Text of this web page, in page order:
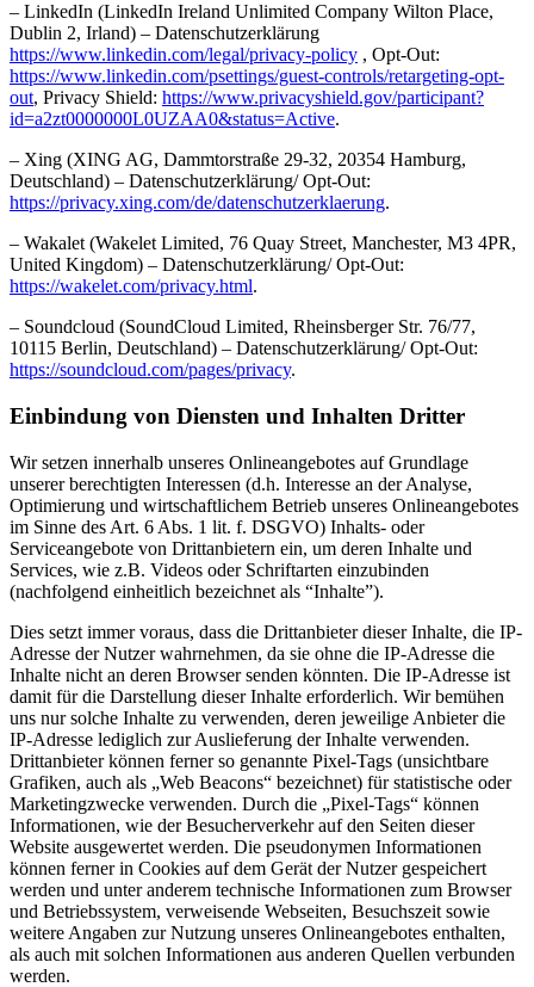
– LinkedIn (LinkedIn Ireland Unlimited Company Wilton Place,
Dublin 2, Irland) – Datenschutzerklärung
https://www.linkedin.com/legal/privacy-policy , Opt-Out:
https://www.linkedin.com/psettings/guest-controls/retargeting-opt-
out, Privacy Shield: https://www.privacyshield.gov/participant?
id=a2zt0000000L0UZAA0&status=Active.
– Xing (XING AG, Dammtorstraße 29-32, 20354 Hamburg,
Deutschland) – Datenschutzerklärung/ Opt-Out:
https://privacy.xing.com/de/datenschutzerklaerung.
– Wakalet (Wakelet Limited, 76 Quay Street, Manchester, M3 4PR,
United Kingdom) – Datenschutzerklärung/ Opt-Out:
https://wakelet.com/privacy.html.
– Soundcloud (SoundCloud Limited, Rheinsberger Str. 76/77,
10115 Berlin, Deutschland) – Datenschutzerklärung/ Opt-Out:
https://soundcloud.com/pages/privacy.
Einbindung von Diensten und Inhalten Dritter
Wir setzen innerhalb unseres Onlineangebotes auf Grundlage
unserer berechtigten Interessen (d.h. Interesse an der Analyse,
Optimierung und wirtschaftlichem Betrieb unseres Onlineangebotes
im Sinne des Art. 6 Abs. 1 lit. f. DSGVO) Inhalts- oder
Serviceangebote von Drittanbietern ein, um deren Inhalte und
Services, wie z.B. Videos oder Schriftarten einzubinden
(nachfolgend einheitlich bezeichnet als “Inhalte”).
Dies setzt immer voraus, dass die Drittanbieter dieser Inhalte, die IP-
Adresse der Nutzer wahrnehmen, da sie ohne die IP-Adresse die
Inhalte nicht an deren Browser senden könnten. Die IP-Adresse ist
damit für die Darstellung dieser Inhalte erforderlich. Wir bemühen
uns nur solche Inhalte zu verwenden, deren jeweilige Anbieter die
IP-Adresse lediglich zur Auslieferung der Inhalte verwenden.
Drittanbieter können ferner so genannte Pixel-Tags (unsichtbare
Grafiken, auch als „Web Beacons“ bezeichnet) für statistische oder
Marketingzwecke verwenden. Durch die „Pixel-Tags“ können
Informationen, wie der Besucherverkehr auf den Seiten dieser
Website ausgewertet werden. Die pseudonymen Informationen
können ferner in Cookies auf dem Gerät der Nutzer gespeichert
werden und unter anderem technische Informationen zum Browser
und Betriebssystem, verweisende Webseiten, Besuchszeit sowie
weitere Angaben zur Nutzung unseres Onlineangebotes enthalten,
als auch mit solchen Informationen aus anderen Quellen verbunden
werden.